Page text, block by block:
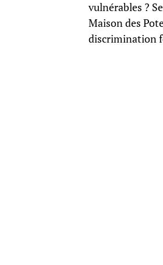
vulnérables ?
Maison des
discrimination